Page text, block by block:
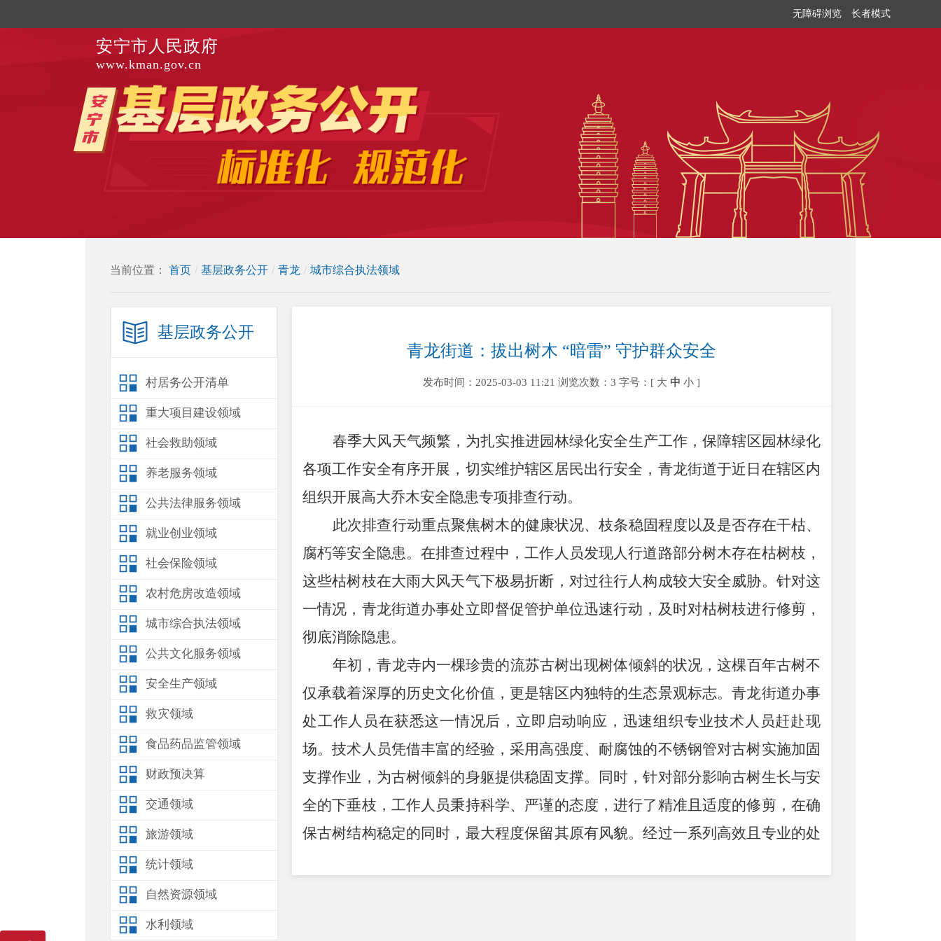
无障碍浏览 长者模式
安宁市人民政府
www.kman.gov.cn
当前位置： 首页 / 基层政务公开 / 青龙 / 城市综合执法领域
基层政务公开
村居务公开清单
重大项目建设领域
社会救助领域
养老服务领域
公共法律服务领域
就业创业领域
社会保险领域
农村危房改造领域
城市综合执法领域
公共文化服务领域
安全生产领域
救灾领域
食品药品监管领域
财政预决算
交通领域
旅游领域
统计领域
自然资源领域
水利领域
青龙街道：拔出树木 “暗雷” 守护群众安全
发布时间：2025-03-03 11:21 浏览次数：3 字号：[ 大 中 小 ]
春季大风天气频繁，为扎实推进园林绿化安全生产工作，保障辖区园林绿化
各项工作安全有序开展，切实维护辖区居民出行安全，青龙街道于近日在辖区内
组织开展高大乔木安全隐患专项排查行动。
此次排查行动重点聚焦树木的健康状况、枝条稳固程度以及是否存在干枯、
腐朽等安全隐患。在排查过程中，工作人员发现人行道路部分树木存在枯树枝，
这些枯树枝在大雨大风天气下极易折断，对过往行人构成较大安全威胁。针对这
一情况，青龙街道办事处立即督促管护单位迅速行动，及时对枯树枝进行修剪，
彻底消除隐患。
年初，青龙寺内一棵珍贵的流苏古树出现树体倾斜的状况，这棵百年古树不
仅承载着深厚的历史文化价值，更是辖区内独特的生态景观标志。青龙街道办事
处工作人员在获悉这一情况后，立即启动响应，迅速组织专业技术人员赶赴现
场。技术人员凭借丰富的经验，采用高强度、耐腐蚀的不锈钢管对古树实施加固
支撑作业，为古树倾斜的身躯提供稳固支撑。同时，针对部分影响古树生长与安
全的下垂枝，工作人员秉持科学、严谨的态度，进行了精准且适度的修剪，在确
保古树结构稳定的同时，最大程度保留其原有风貌。经过一系列高效且专业的处